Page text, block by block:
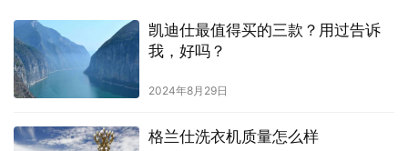
凯迪仕最值得买的三款？用过告诉
我，好吗？
2024年8月29日
格兰仕洗衣机质量怎么样